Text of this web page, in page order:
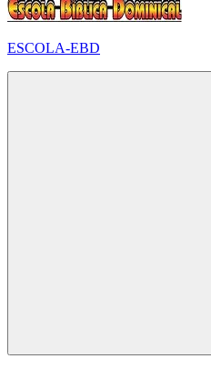
ESCOLA-EBD